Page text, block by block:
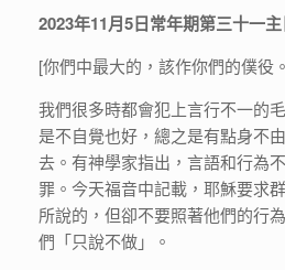
2023年11月5日常年期第三十一
[你們中最大的，該作你們的僕役
我們很多時都會犯上言行不一的
是不自覺也好，總之是有點身不
去。有神學家指出，言語和行為
罪。今天福音中記載，耶穌要求
所說的，但卻不要照著他們的行
們「只說不做」。